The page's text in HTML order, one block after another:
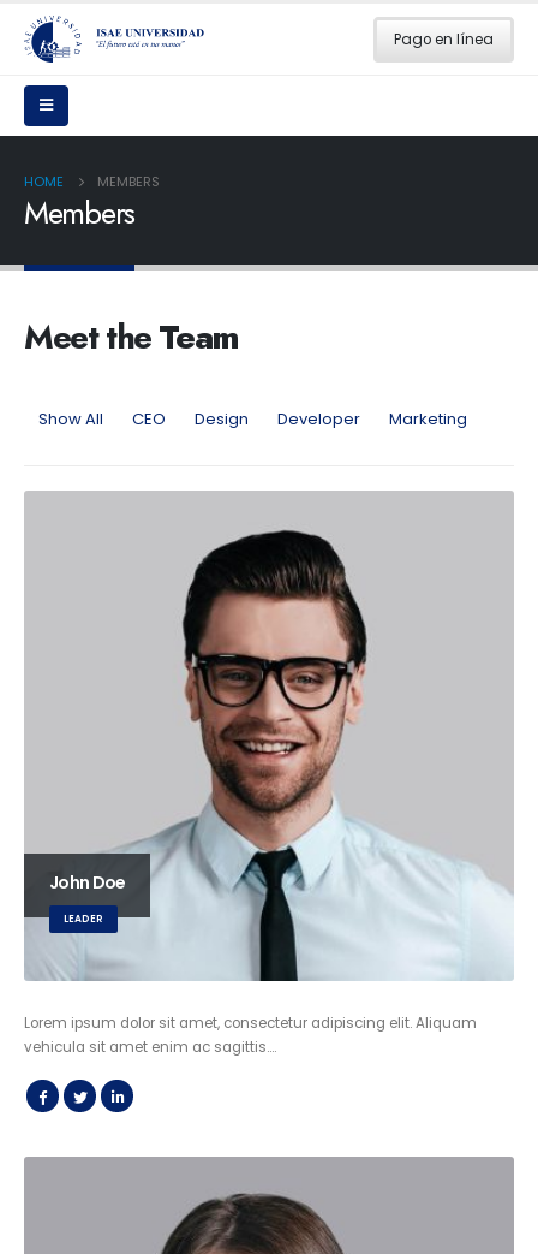
Pago en línea
HOME MEMBERS
Members
Meet theTeam
Show All CEO Design Developer Marketing
John Doe
LEADER
Lorem ipsum dolor sit amet, consectetur adipiscing elit. Aliquam
vehicula sit amet enim ac sagittis….